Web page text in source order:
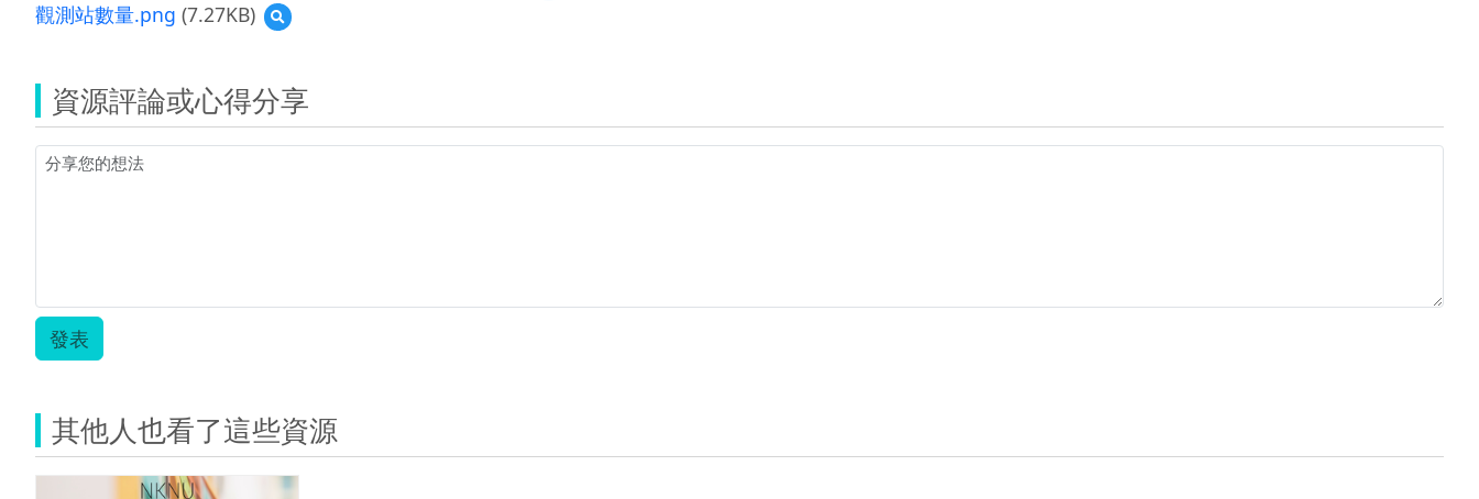
覽
應
用
觀測站數量.png (7.27KB)
預
覽
站
數
量.png
資源評論或心得分享
發表
其他人也看了這些資源